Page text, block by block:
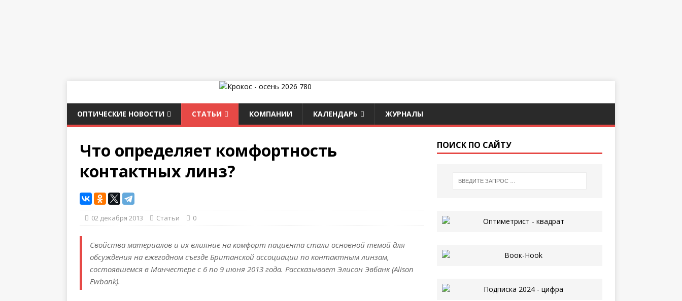
ОПТИЧЕСКИЕ НОВОСТИ СТАТЬИ КОМПАНИИ КАЛЕНДАРЬ ЖУРНАЛЫ
Что определяет комфортность
контактных линз?
02 декабря 2013 Статьи 0
Свойства материалов и их влияние на комфорт пациента стали основной темой для
обсуждения на ежегодном съезде Британской ассоциации по контактным линзам,
состоявшемся в Манчестере с 6 по 9 июня 2013 года. Рассказывает Элисон Эвбанк (Alison
Ewbank).
ПОИСК ПО САЙТУ